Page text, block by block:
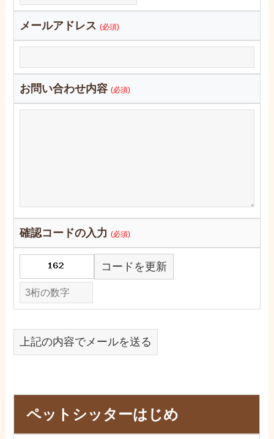
メールアドレス (必須)
お問い合わせ内容 (必須)
確認コードの入力(必須)
コードを更新
上記の内容でメールを送る
ペットシッターはじめ